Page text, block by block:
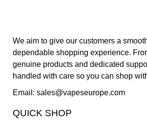
We aim to give our customers a
dependable shopping experience.
genuine products and dedicated
handled with care so you can shop
Email: sales@vapeseurope.com
QUICK SHOP